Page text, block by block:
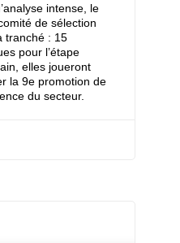
intense, le
de sélection
tranché : 15
pour l’étape
elles joueront
la 9e promotion de
du secteur.